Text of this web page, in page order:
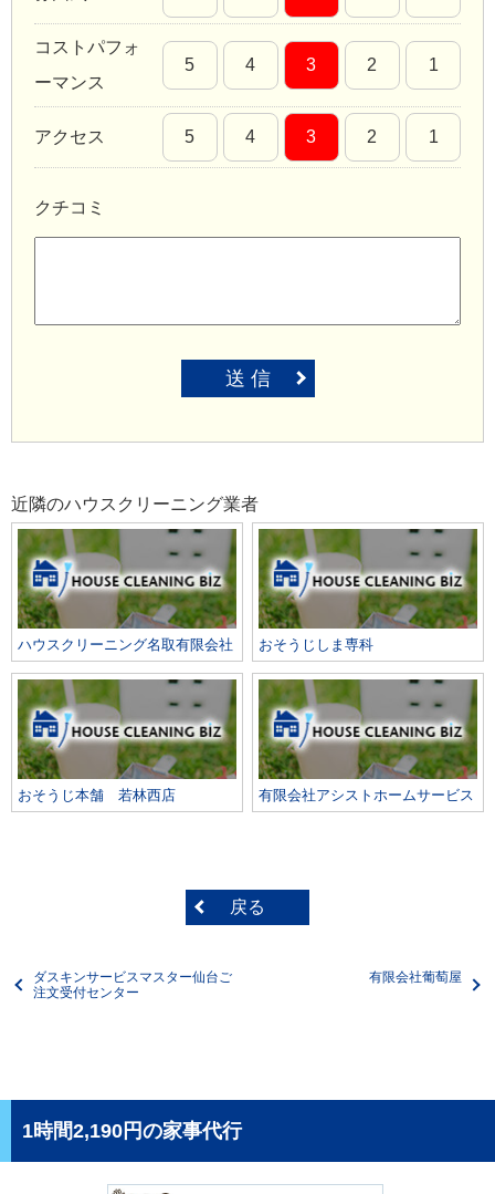
コストパフォ
ーマンス
5 4 3 2 1
アクセス 5 4 3 2 1
クチコミ
送 信
近隣のハウスクリーニング業者
ハウスクリーニング名取有限会社 おそうじしま専科
おそうじ本舗 若林西店 有限会社アシストホームサービス
戻る
ダスキンサービスマスター仙台ご
注文受付センター
有限会社葡萄屋
1時間2,190円の家事代行